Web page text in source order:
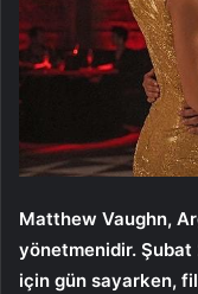
Matthew Vaughn,
yönetmenidir.
için gün sayarken,